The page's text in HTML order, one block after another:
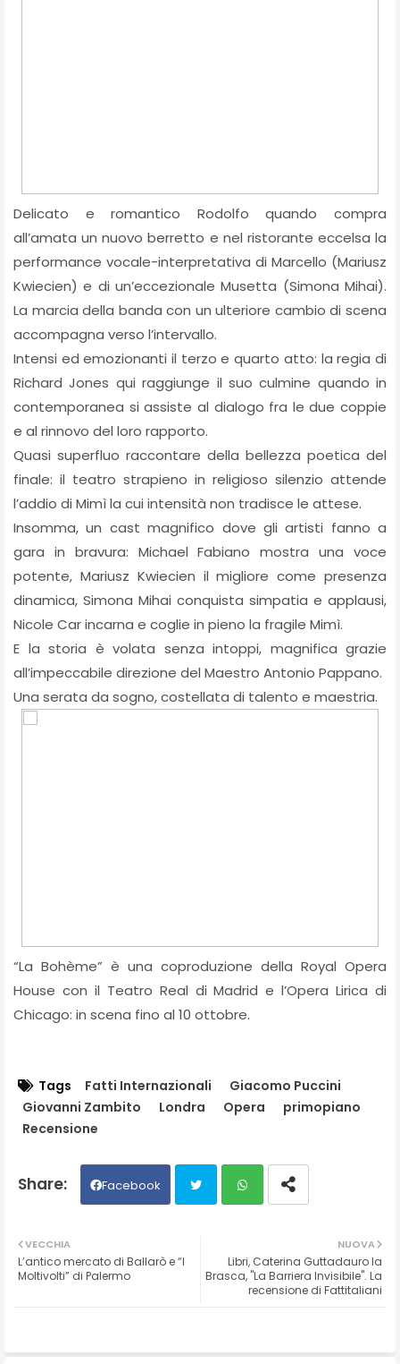
Delicato e romantico Rodolfo quando compra
all’amata un nuovo berretto e nel ristorante eccelsa la
performance vocale-interpretativa di Marcello (Mariusz
Kwiecien) e di un’eccezionale Musetta (Simona Mihai).
La marcia della banda con un ulteriore cambio di scena
accompagna verso l’intervallo.
Intensi ed emozionanti il terzo e quarto atto: la regia di
Richard Jones qui raggiunge il suo culmine quando in
contemporanea si assiste al dialogo fra le due coppie
e al rinnovo del loro rapporto.
Quasi superfluo raccontare della bellezza poetica del
finale: il teatro strapieno in religioso silenzio attende
l’addio di Mimì la cui intensità non tradisce le attese.
Insomma, un cast magnifico dove gli artisti fanno a
gara in bravura: Michael Fabiano mostra una voce
potente, Mariusz Kwiecien il migliore come presenza
dinamica, Simona Mihai conquista simpatia e applausi,
Nicole Car incarna e coglie in pieno la fragile Mimì.
E la storia è volata senza intoppi, magnifica grazie
all’impeccabile direzione del Maestro Antonio Pappano.
Una serata da sogno, costellata di talento e maestria.
“La Bohème” è una coproduzione della Royal Opera
House con il Teatro Real di Madrid e l’Opera Lirica di
Chicago: in scena fino al 10 ottobre.
Tags Fatti Internazionali
Giacomo Puccini
Giovanni Zambito
Londra Opera
primopiano
Recensione
Facebook
ats
NUOVA
Libri, Caterina Guttadauro la
Brasca, "La Barriera Invisibile". La
recensione di Fattitaliani
VECCHIA
L’antico mercato di Ballarò e “I
Moltivolti” di Palermo